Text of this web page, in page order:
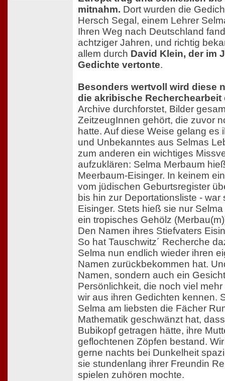
mitnahm. Dort wurden die
Hersch Segal, einem Lehrer
Ihren Weg nach Deutschland
achtziger Jahren, und richtig
allem durch David Klein, der im
Gedichte vertonte.
Besonders wertvoll wird diese
die akribische Recherchearbeit
Archive durchforstet, Bilder
ZeitzeugInnen gehört, die zuvor
hatte. Auf diese Weise gelang es
und Unbekanntes aus Selmas
zum anderen ein wichtiges
aufzuklären: Selma Merbaum
Meerbaum-Eisinger. In keinem
vom jüdischen Geburtsregister
bis hin zur Deportationsliste - war
Eisinger. Stets hieß sie nur
ein tropisches Gehölz
Den Namen ihres Stiefvaters
So hat Tauschwitz´ Recherche
Selma nun endlich wieder ihren
Namen zurückbekommen hat.
Namen, sondern auch ein
Persönlichkeit, die noch viel
wir aus ihren Gedichten kennen.
Selma am liebsten die Fächer
Mathematik geschwänzt hat,
Bubikopf getragen hätte, ihre
geflochtenen Zöpfen bestand.
gerne nachts bei Dunkelheit
sie stundenlang ihrer Freundin
spielen zuhören mochte.